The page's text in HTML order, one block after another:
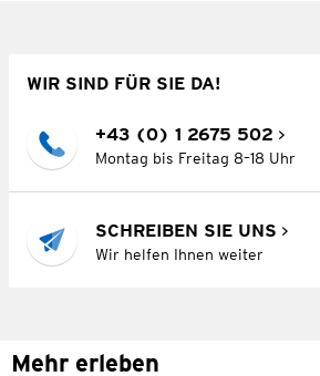
WIR SIND FÜR SIE DA!
+43 (0) 1 2675 502
Montag bis Freitag 8–18 Uhr
SCHREIBEN SIE UNS
Wir helfen Ihnen weiter
Mehr erleben